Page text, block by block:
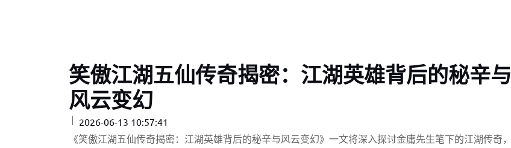
笑傲江湖五仙传奇揭密：江湖英雄背后的秘辛与
风云变幻
2026-06-13 10:57:41
《笑傲江湖五仙传奇揭密：江湖英雄背后的秘辛与风云变幻》一文将深入探讨金庸先生笔下的江湖传奇，